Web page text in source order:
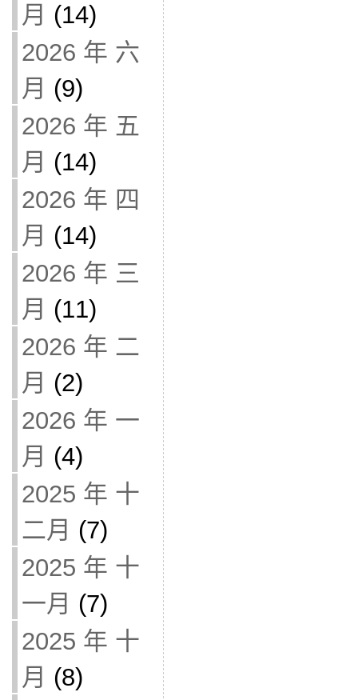
月 (14)
2026 年 六
月 (9)
2026 年 五
月 (14)
2026 年 四
月 (14)
2026 年 三
月 (11)
2026 年 二
月 (2)
2026 年 一
月 (4)
2025 年 十
二月 (7)
2025 年 十
一月 (7)
2025 年 十
月 (8)